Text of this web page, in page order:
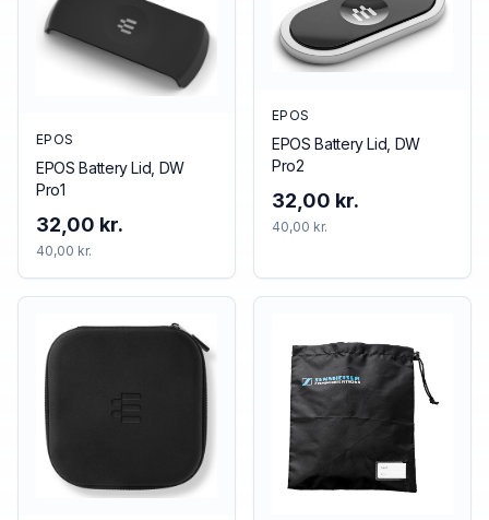
EPOS
EPOS Battery Lid, DW
Pro1
32,00 kr.
40,00 kr.
EPOS
EPOS Battery Lid, DW
Pro2
32,00 kr.
40,00 kr.